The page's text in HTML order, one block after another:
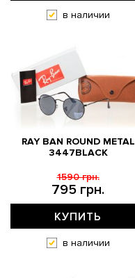
в наличии
RAY BAN ROUND METAL
3447BLACK
795 грн.
1590 грн.
КУПИТЬ
в наличии